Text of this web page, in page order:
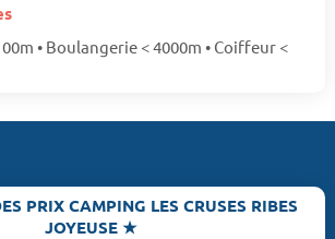
• Boulangerie < 4000m • Coiffeur <
PRIX CAMPING LES CRUSES RIBES
JOYEUSE ★